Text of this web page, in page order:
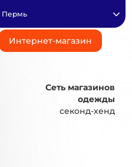
Интернет-магазин
Пермь
Сеть магазинов
одежды
секонд-хенд